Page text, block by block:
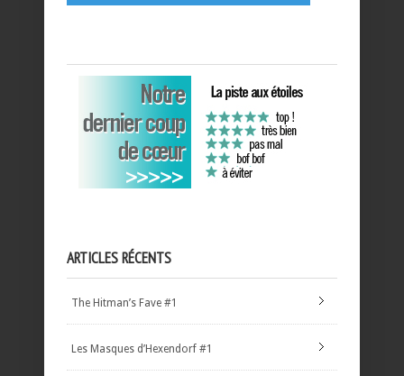
ARTICLES RÉCENTS
The Hitman’s Fave #1
Les Masques d’Hexendorf #1